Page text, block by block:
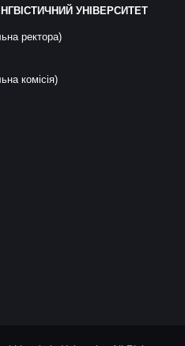
УНІВЕРСИТЕТ
ректора)
комісія)